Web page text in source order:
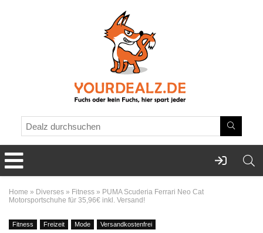
Home » Diverses » Fitness » PUMA Scuderia Ferrari Neo Cat
Motorsportschuhe für 35,96€ inkl. Versand!
Fitness Freizeit Mode Versandkostenfrei